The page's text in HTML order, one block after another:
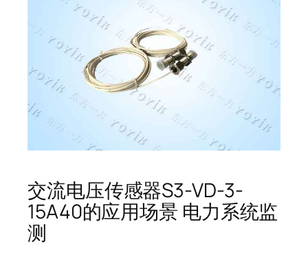
交流电压传感器S3-VD-3-
15A40的应用场景 电力系统监
测